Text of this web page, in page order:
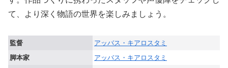
て、より深く物語の世界を楽しみましょう。
監督
アッバス・キアロスタミ
脚本家
アッバス・キアロスタミ